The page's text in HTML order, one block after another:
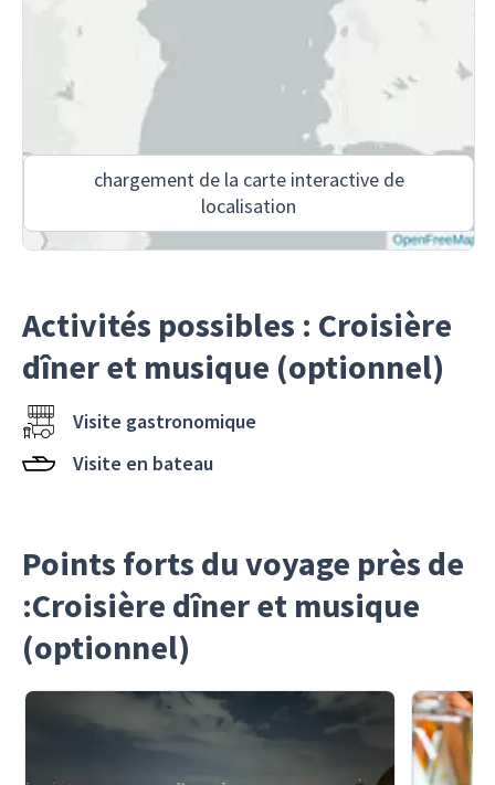
chargement de la carte interactive de
localisation
Activités possibles : Croisière
dîner et musique (optionnel)
Visite gastronomique
Visite en bateau
Points forts du voyage près de
:Croisière dîner et musique
(optionnel)